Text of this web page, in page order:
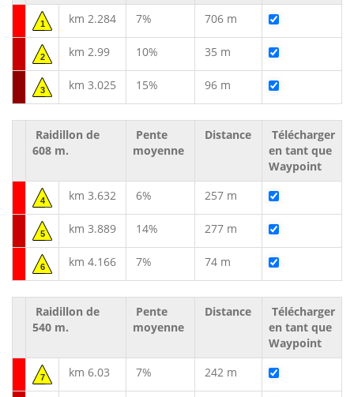
1 km 2.284 7% 706 m
2 km 2.99 10% 35 m
3 km 3.025 15% 96 m
Raidillon de
608 m.
Pente
moyenne
Distance
Télécharger
en tant que
Waypoint
4 km 3.632 6% 257 m
5 km 3.889 14% 277 m
6 km 4.166 7% 74 m
Raidillon de
540 m.
Pente
moyenne
Distance
Télécharger
en tant que
Waypoint
7 km 6.03 7% 242 m